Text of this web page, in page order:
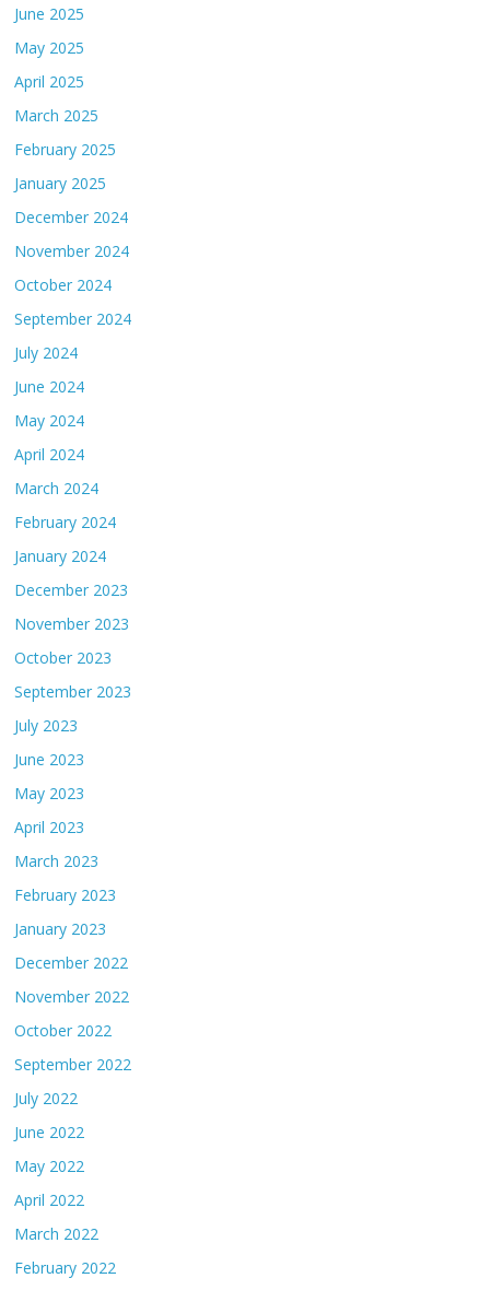
June 2025
May 2025
April 2025
March 2025
February 2025
January 2025
December 2024
November 2024
October 2024
September 2024
July 2024
June 2024
May 2024
April 2024
March 2024
February 2024
January 2024
December 2023
November 2023
October 2023
September 2023
July 2023
June 2023
May 2023
April 2023
March 2023
February 2023
January 2023
December 2022
November 2022
October 2022
September 2022
July 2022
June 2022
May 2022
April 2022
March 2022
February 2022